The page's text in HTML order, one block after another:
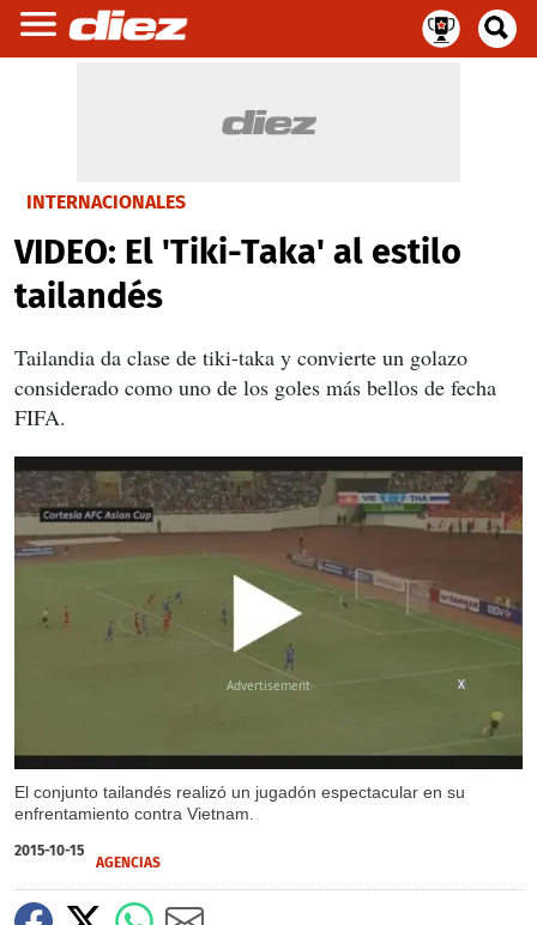
INTERNACIONALES
VIDEO: El 'Tiki-Taka' al estilo
tailandés
Tailandia da clase de tiki-taka y convierte un golazo
considerado como uno de los goles más bellos de fecha
FIFA.
El conjunto tailandés realizó un jugadón espectacular en su
enfrentamiento contra Vietnam.
X
2015-10-15
AGENCIAS